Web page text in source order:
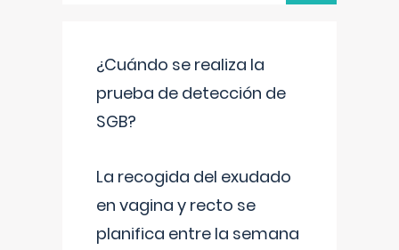
¿Cuándo se realiza la
prueba de detección de
SGB?
La recogida del exudado
en vagina y recto se
planifica entre la semana